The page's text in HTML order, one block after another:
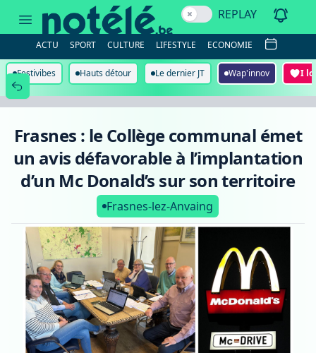
communal
émet
un
avis
défavorable
à
d’un
territoire
REPLAY
ACTU SPORT CULTURE LIFESTYLE ECONOMIE
Festivibes Hauts détour Le dernier JT Wap'innov I
Frasnes : le Collège communal émet
un avis défavorable à l’implantation
d’un Mc Donald’s sur son territoire
Frasnes-lez-Anvaing